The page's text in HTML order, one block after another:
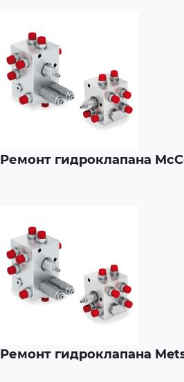
Ремонт гидроклапана
Ремонт гидроклапана